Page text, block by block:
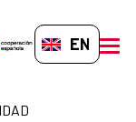
EN-GB